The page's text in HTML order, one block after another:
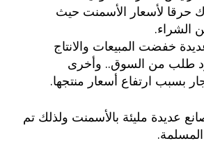
حرقا لأسعار الأسمنت حيث
الشراء.
خفضت المبيعات والانتاج
طلب من السوق.. وأخرى
بسبب ارتفاع أسعار منتجها.
عديدة مليئة بالأسمنت ولذلك تم